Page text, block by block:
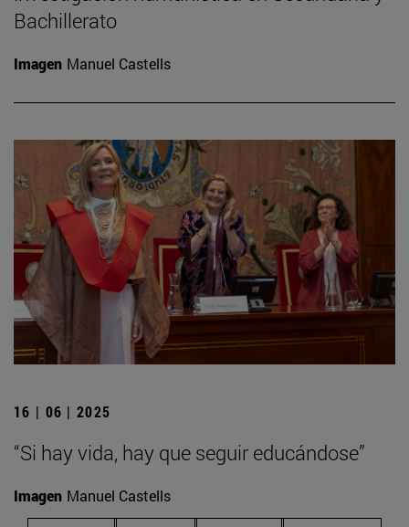
Bachillerato
Imagen Manuel Castells
16 | 06 | 2025
“Si hay vida, hay que seguir educándose”
Imagen Manuel Castells